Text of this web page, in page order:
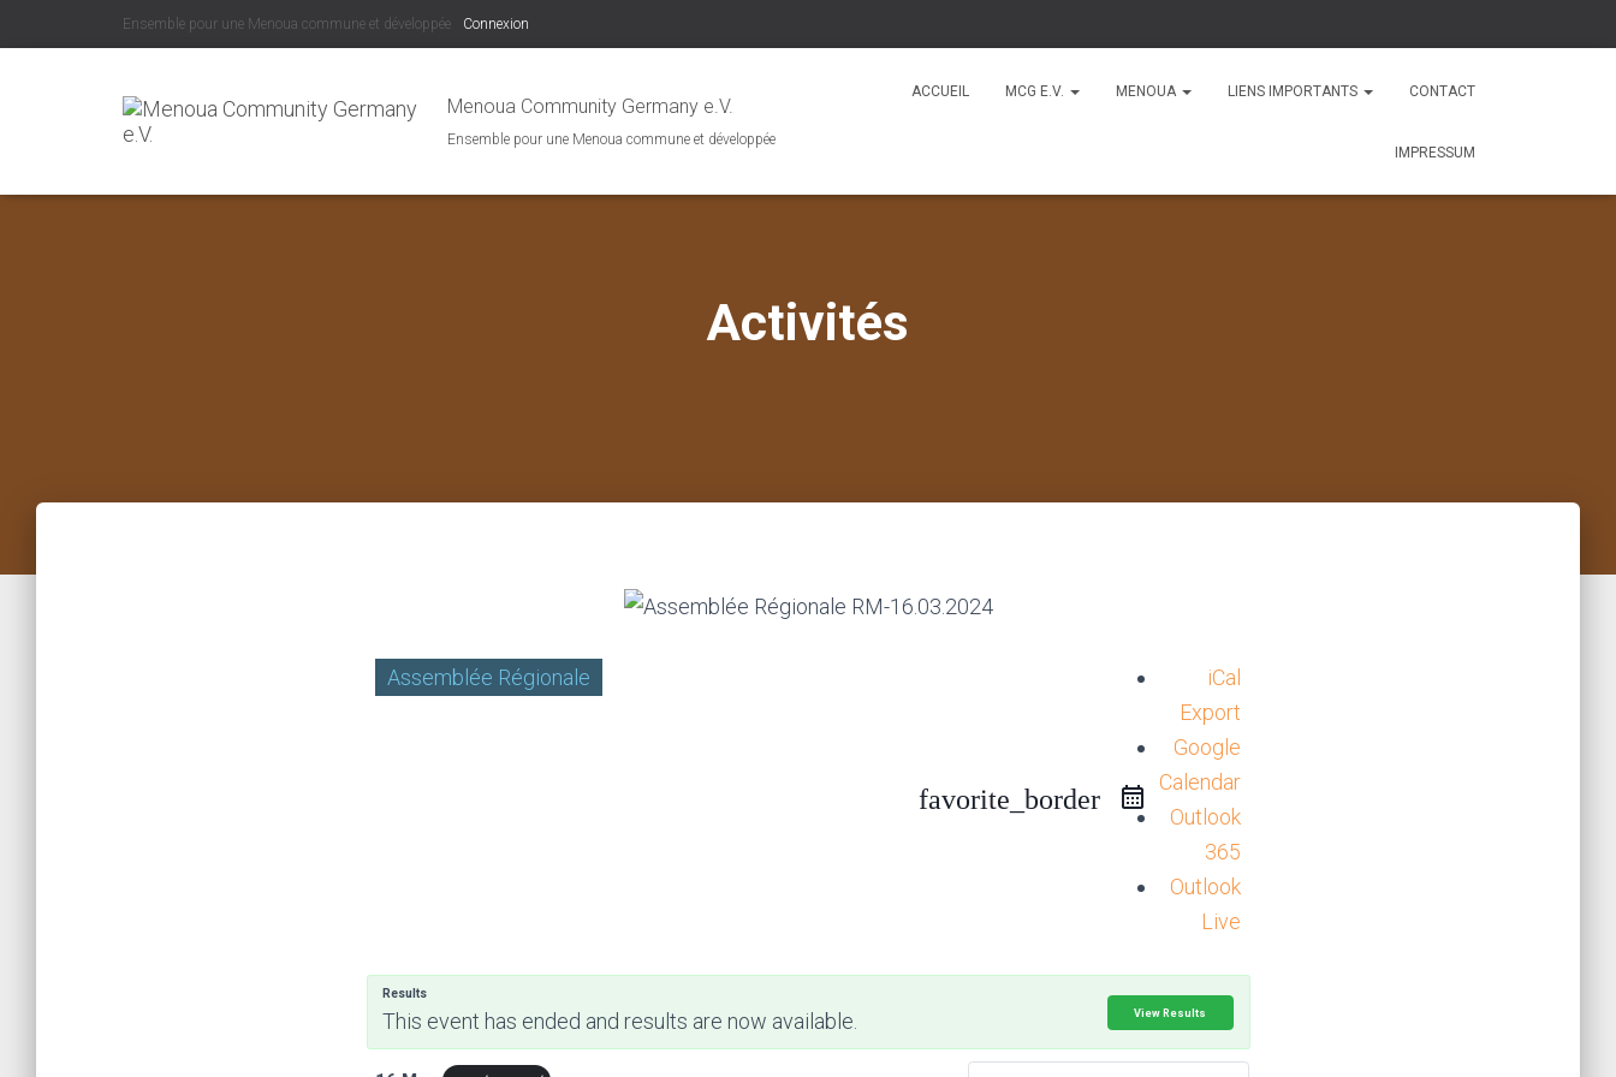
Ensemble pour une Menoua commune et développée Connexion
Menoua Community Germany e.V.
Ensemble pour une Menoua commune et développée
ACCUEIL MCG E.V. MENOUA LIENS IMPORTANTS CONTACT
IMPRESSUM
Activités
Assemblée Régionale
favorite_border
iCal
Export
Google
Calendar
Outlook
365
Outlook
Live
Results
This event has ended and results are now available. View Results